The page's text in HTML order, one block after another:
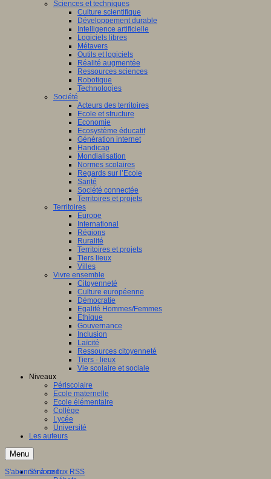
Sciences et techniques
Culture scientifique
Développement durable
Intelligence artificielle
Logiciels libres
Métavers
Outils et logiciels
Réalité augmentée
Ressources sciences
Robotique
Technologies
Société
Acteurs des territoires
Ecole et structure
Economie
Ecosystème éducatif
Génération internet
Handicap
Mondialisation
Normes scolaires
Regards sur l’Ecole
Santé
Société connectée
Territoires et projets
Territoires
Europe
International
Régions
Ruralité
Territoires et projets
Tiers lieux
Villes
Vivre ensemble
Citoyenneté
Culture européenne
Démocratie
Egalité Hommes/Femmes
Ethique
Gouvernance
Inclusion
Laïcité
Ressources citoyenneté
Tiers - lieux
Vie scolaire et sociale
Niveaux
Périscolaire
Ecole maternelle
Ecole élémentaire
Collège
Lycée
Université
Les auteurs
Menu
S'informer
S'abonner à ce flux RSS